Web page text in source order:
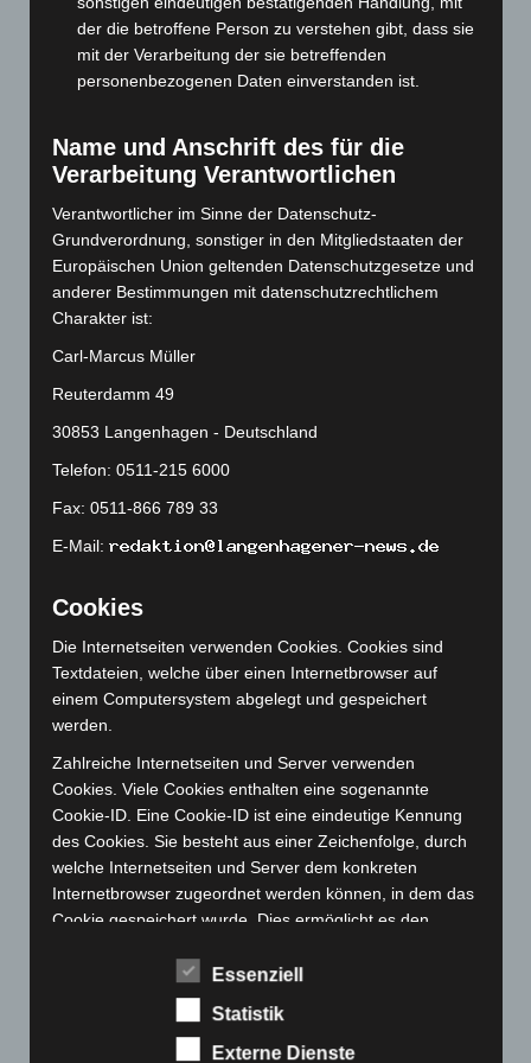
Februar 2024(103)
Januar 2024(111)
November 2023(130)
Oktober 2023(114)
September 2023(133)
August 2023(134)
Juli 2023(118)
Juni 2023(142)
Mai 2023(139)
April 2023(155)
März 2023(174)
Februar 2023(154)
Januar 2023 (140)
Dezember 2022 (130)
Oktober 2022
September 2022(205)
August 2022(166)
Juli 2022
(133)
Mai 2022(177)
April 2022(198)
März 2022
Februar 2022(189)
Januar 2022(190)
(204)
(215)
(171)
der die betroffene Person zu verstehen gibt, dass sie
mit der Verarbeitung der sie betreffenden
personenbezogenen Daten einverstanden ist.
Name und Anschrift des für die
Verarbeitung Verantwortlichen
Verantwortlicher im Sinne der Datenschutz-
Grundverordnung, sonstiger in den Mitgliedstaaten der
Europäischen Union geltenden Datenschutzgesetze und
anderer Bestimmungen mit datenschutzrechtlichem
Charakter ist:
Carl-Marcus Müller
Reuterdamm 49
30853 Langenhagen - Deutschland
Telefon: 0511-215 6000
Fax: 0511-866 789 33
E-Mail:
Cookies
Die Internetseiten verwenden Cookies. Cookies sind
Textdateien, welche über einen Internetbrowser auf
einem Computersystem abgelegt und gespeichert
werden.
Zahlreiche Internetseiten und Server verwenden
Cookies. Viele Cookies enthalten eine sogenannte
Cookie-ID. Eine Cookie-ID ist eine eindeutige Kennung
des Cookies. Sie besteht aus einer Zeichenfolge, durch
welche Internetseiten und Server dem konkreten
Internetbrowser zugeordnet werden können, in dem das
Cookie gespeichert wurde. Dies ermöglicht es den
Browser der betroffenen Person von anderen
Internetbrowsern, die andere Cookies enthalten, zu
unterscheiden. Ein bestimmter Internetbrowser kann
über die eindeutige Cookie-ID wiedererkannt und
Essenziell
Statistik
Externe Dienste